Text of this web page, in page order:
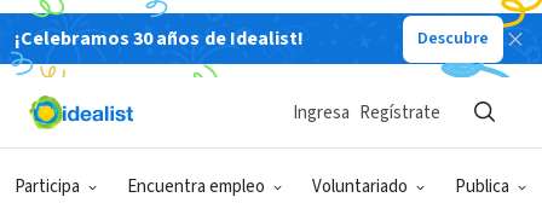
¡Celebramos 30 años de Idealist! Descubre
Participa Encuentra empleo Voluntariado Publica
Ingresa Regístrate
ORGANIZACIÓN SIN FIN DE LUCRO
MOSAIC- Colorado